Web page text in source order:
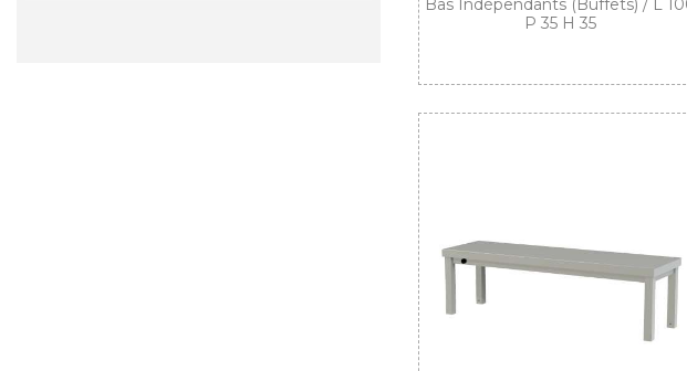
Bas Indépendants (buffets) / L
P 35 H 35